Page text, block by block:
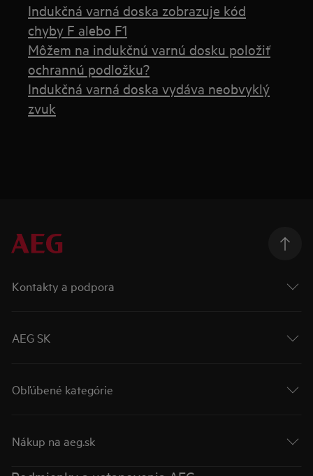
Indukčná varná doska zobrazuje kód
chyby F alebo F1
Môžem na indukčnú varnú dosku položiť
ochrannú podložku?
Indukčná varná doska vydáva neobvyklý
zvuk
Kontakty a podpora
AEG SK
Obľúbené kategórie
Nákup na aeg.sk